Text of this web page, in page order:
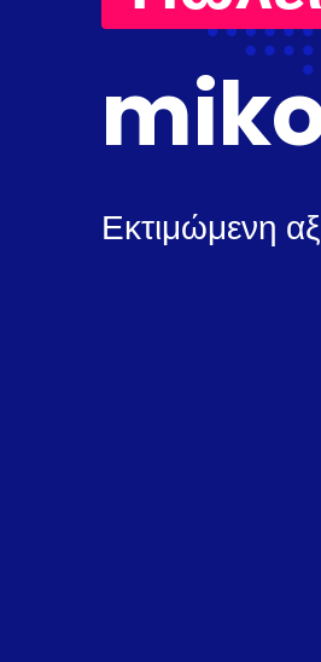
Εκτιμώμενη